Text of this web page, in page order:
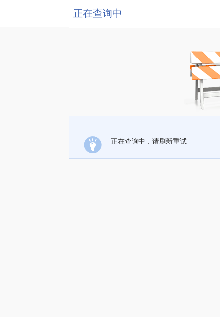
正在查询中
正在查询中，请刷新重试